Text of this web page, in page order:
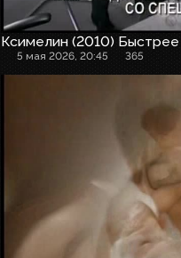
Ксимелин (2010)
5 мая 2026, 20:45 365